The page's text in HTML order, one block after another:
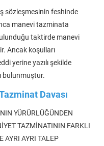
sözleşmesinin feshinde
manevi tazminata
taktirde manevi
Ancak koşulları
yerine yazılı şekilde
bulunmuştur.
Davası
YÜRÜRLÜĞÜNDEN
TAZMİNATININ FARKLI
AYRI AYRI TALEP